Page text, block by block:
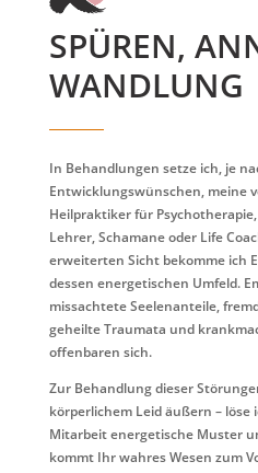
SPÜREN,
WANDLUNG
In Behandlungen setze ich, je
Entwicklungswünschen, meine
Heilpraktiker für
Lehrer, Schamane oder Life
erweiterten Sicht bekomme ich
dessen energetischen Umfeld.
missachtete Seelenanteile,
geheilte Traumata und
offenbaren sich.
Zur Behandlung dieser
körperlichem Leid äußern –
Mitarbeit energetische Muster
kommt Ihr wahres Wesen zum